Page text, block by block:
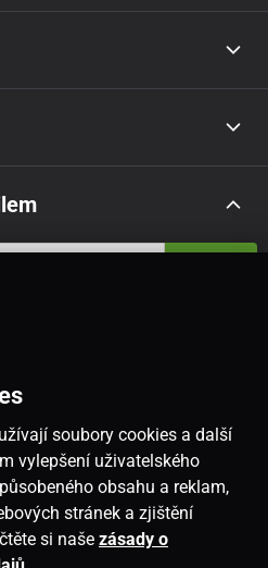
soubory cookies a další
vylepšení uživatelského
obsahu a reklam,
stránek a zjištění
si naše zásady o